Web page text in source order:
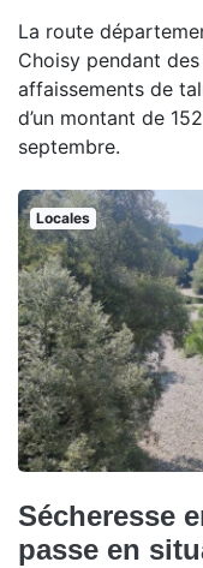
La route
Choisy pendant
affaissements de
d’un montant de
septembre.
Locales
Sécheresse
passe en